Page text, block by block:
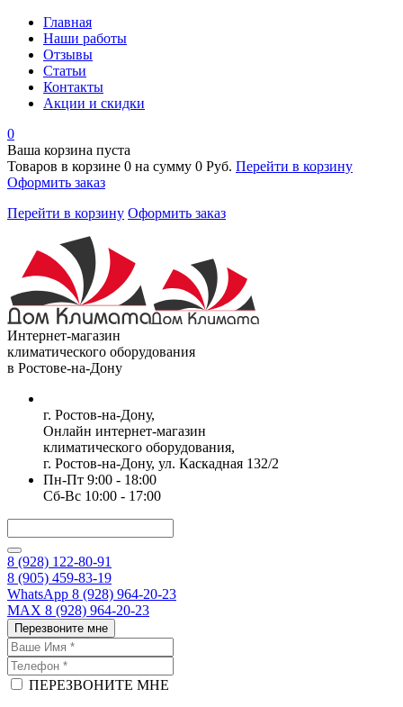
Главная
Наши работы
Отзывы
Статьи
Контакты
Акции и скидки
0
Ваша корзина пуста
Товаров в корзине 0 на сумму 0 Руб. Перейти в корзину
Оформить заказ
Перейти в корзину Оформить заказ
Интернет-магазин
климатического оборудования
в Ростове-на-Дону
г. Ростов-на-Дону,
Онлайн интернет-магазин
климатического оборудования,
г. Ростов-на-Дону, ул. Каскадная 132/2
Пн-Пт 9:00 - 18:00
Сб-Вс 10:00 - 17:00
8 (928) 122-80-91
8 (905) 459-83-19
WhatsApp 8 (928) 964-20-23
MAX 8 (928) 964-20-23
Перезвоните мне
ПЕРЕЗВОНИТЕ МНЕ